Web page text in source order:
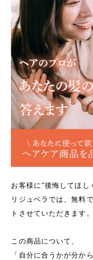
お客様に”後悔してほし
リジュベラでは、無料
トさせていただきます。
この商品について、
「自分に合うかが分か